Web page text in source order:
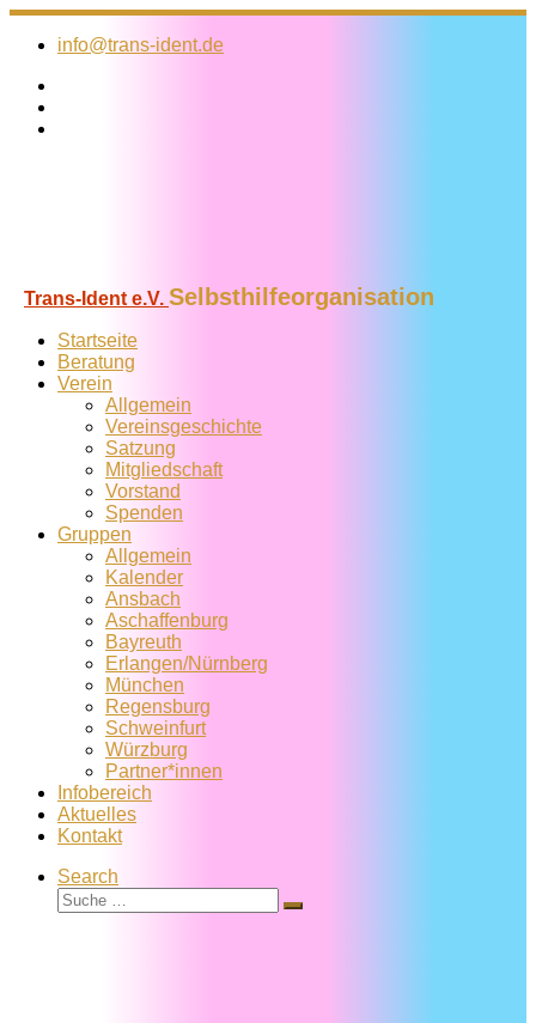
Zum
Inhalt
info@trans-ident.de
Trans-Ident e.V. Selbsthilfeorganisation
Startseite
Beratung
Verein
Allgemein
Vereins­geschichte
Satzung
Mitglied­schaft
Vorstand
Spenden
Gruppen
Allgemein
Kalender
Ansbach
Aschaffenburg
Bayreuth
Erlangen/Nürnberg
München
Regensburg
Schweinfurt
Würzburg
Partner*innen
Infobereich
Aktuelles
Kontakt
Search
Suche
Suche